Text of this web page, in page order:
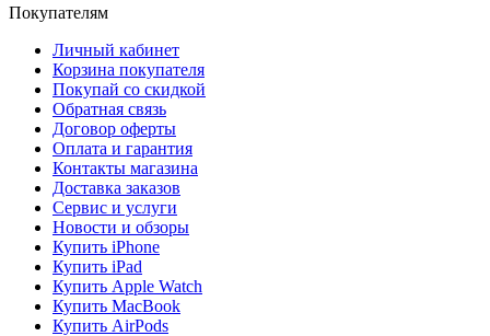
Покупателям
Личный кабинет
Корзина покупателя
Покупай со скидкой
Обратная связь
Договор оферты
Оплата и гарантия
Контакты магазина
Доставка заказов
Сервис и услуги
Новости и обзоры
Купить iPhone
Купить iPad
Купить Apple Watch
Купить MacBook
Купить AirPods